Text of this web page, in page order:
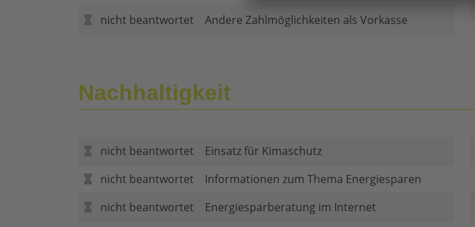
nicht beantwortet
Andere Zahlmöglichkeiten als Vorkasse
Nachhaltigkeit
nicht beantwortet
Einsatz für Kimaschutz
nicht beantwortet
Informationen zum Thema Energiesparen
nicht beantwortet
Energiesparberatung im Internet